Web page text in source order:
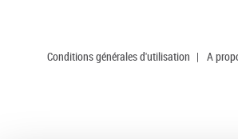
Conditions générales d'utilisation | A